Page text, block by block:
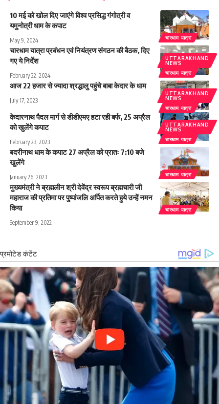
चारधाम यात्रा
10 मई को खोल दिए जाएंगे विश्व प्रसिद्ध गंगोत्री व
यमुनोत्री धाम के कपाट
May 9, 2024
UTTARAKHAND
NEWS
चारधाम यात्रा
चारधाम यात्रा प्रबंधन एवं नियंत्रण संगठन की बैठक, दिए
गए ये निर्देश
February 22, 2024
UTTARAKHAND
NEWS
चारधाम यात्रा
आज 22 हजार से ज्यादा श्रद्धालु पहुंचे बाबा केदार के धाम
July 17, 2023
UTTARAKHAND
NEWS
चारधाम यात्रा
केदारनाथ पैदल मार्ग से डीडीएमए हटा रही बर्फ, 25 अप्रैल
को खुलेंगे कपाट
February 23, 2023
चारधाम यात्रा
बदरीनाथ धाम के कपाट 27 अप्रैल को प्रातः 7:10 बजे
खुलेंगे
January 26, 2023
चारधाम यात्रा
मुख्यमंत्री ने ब्रह्मलीन श्री देवेंद्र स्वरूप ब्रह्मचारी जी
महाराज की प्रतिमा पर पुष्पांजलि अर्पित करते हुये उन्हें नमन
किया
September 9, 2022